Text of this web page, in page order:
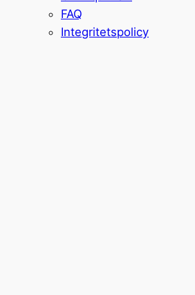
FAQ
Integritetspolicy